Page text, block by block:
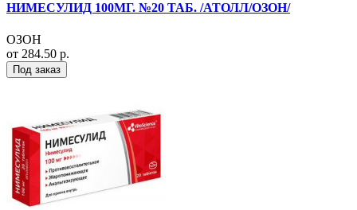
НИМЕСУЛИД 100МГ. №20 ТАБ. /АТОЛЛ/ОЗОН/
ОЗОН
от 284.50 р.
Под заказ